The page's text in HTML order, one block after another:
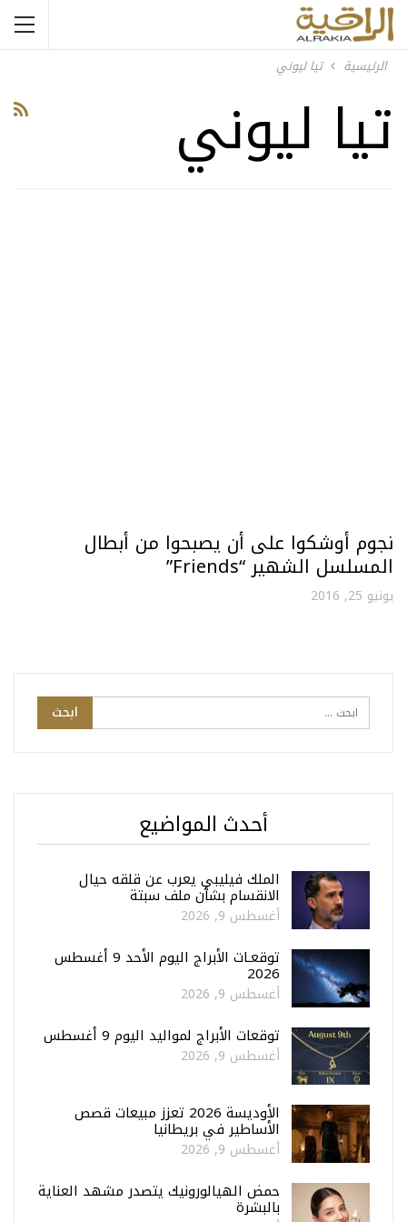
الرئيسية تيا ليوني
تيا ليوني
نجوم أوشكوا على أن يصبحوا من أبطال
المسلسل الشهير “Friends”
يونيو 25, 2016
أحدث المواضيع
الملك فيليبي يعرب عن قلقه حيال
الانقسام بشأن ملف سبتة
أغسطس 9, 2026
توقعـات الأبراج اليوم الأحد 9 أغسطس
2026
أغسطس 9, 2026
توقعات الأبراج لمواليد اليوم 9 أغسطس
أغسطس 9, 2026
الأوديسة 2026 تعزز مبيعات قصص
الأساطير في بريطانيا
أغسطس 9, 2026
حمض الهيالورونيك يتصدر مشهد العناية
بالبشرة